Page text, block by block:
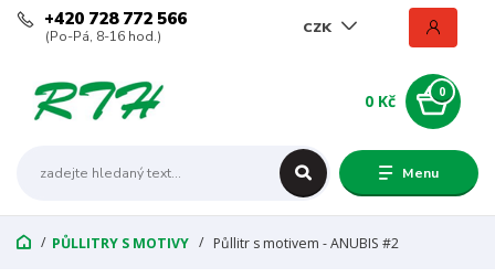
Menu
CZK
+420 728 772 566
(Po-Pá, 8-16 hod.)
0
0 Kč
PŮLLITRY S MOTIVY Půllitr s motivem - ANUBIS #2